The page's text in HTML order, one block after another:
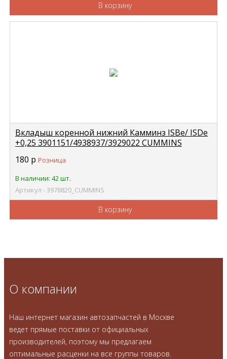
В корзину
Вкладыш коренной нижний Камминз ISBe/ ISDe
+0,25 3901151/4938937/3929022 CUMMINS
180 р Розница
В наличии: 42 шт.
Артикул - 3978820_CUMMINS
В корзину
О компании
Наш интернет магазин автозапчастей в Москве
ведет прямые поставки от официальных
производителей, поэтому мы предлагаем
оптимальные расценки на все группы товаров.